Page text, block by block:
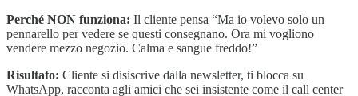
Perché NON funziona: Il cliente pensa “Ma io volevo solo un
pennarello per vedere se questi consegnano. Ora mi vogliono
vendere mezzo negozio. Calma e sangue freddo!”
Risultato: Cliente si disiscrive dalla newsletter, ti blocca su
WhatsApp, racconta agli amici che sei insistente come il call center